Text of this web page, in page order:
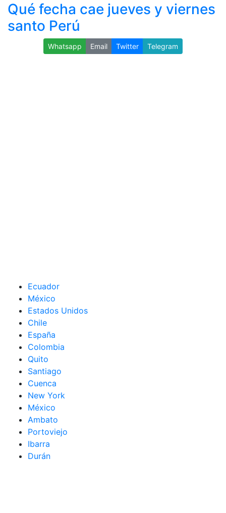
Qué fecha cae jueves y viernes
santo Perú
Whatsapp Email Twitter Telegram
Ecuador
México
Estados Unidos
Chile
España
Colombia
Quito
Santiago
Cuenca
New York
México
Ambato
Portoviejo
Ibarra
Durán